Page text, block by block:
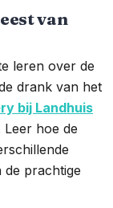
van
leren over de
drank van het
bij Landhuis
Leer hoe de
de prachtige